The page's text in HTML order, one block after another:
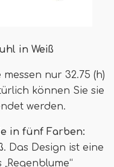
in Weiß
nur 32.75 (h)
können Sie sie
werden.
in fünf Farben:
. Das Design ist eine